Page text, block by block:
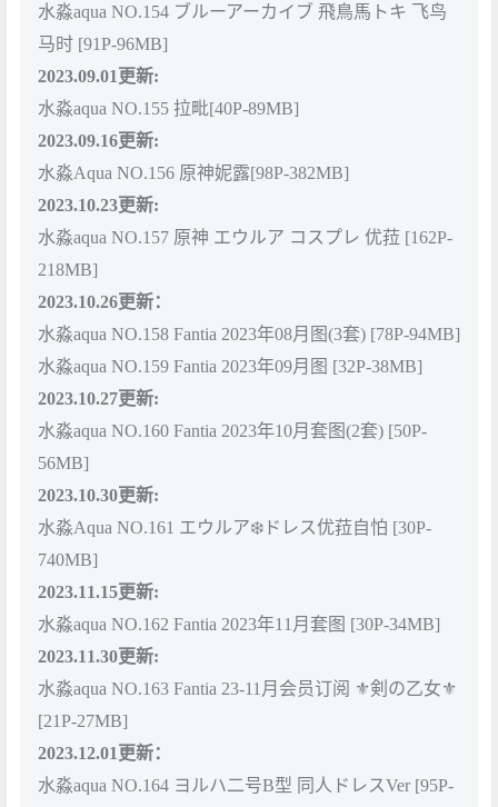
水淼aqua NO.154 ブルーアーカイブ 飛鳥馬トキ 飞鸟
马时 [91P-96MB]
2023.09.01更新:
水淼aqua NO.155 拉毗[40P-89MB]
2023.09.16更新:
水淼Aqua NO.156 原神妮露[98P-382MB]
2023.10.23更新:
水淼aqua NO.157 原神 エウルア コスプレ 优菈 [162P-
218MB]
2023.10.26更新：
水淼aqua NO.158 Fantia 2023年08月图(3套) [78P-94MB]
水淼aqua NO.159 Fantia 2023年09月图 [32P-38MB]
2023.10.27更新:
水淼aqua NO.160 Fantia 2023年10月套图(2套) [50P-
56MB]
2023.10.30更新:
水淼Aqua NO.161 エウルア❄️ドレス优菈自怕 [30P-
740MB]
2023.11.15更新:
水淼aqua NO.162 Fantia 2023年11月套图 [30P-34MB]
2023.11.30更新:
水淼aqua NO.163 Fantia 23-11月会员订阅 ⚜️剣の乙女⚜️
[21P-27MB]
2023.12.01更新：
水淼aqua NO.164 ヨルハ二号B型 同人ドレスVer [95P-